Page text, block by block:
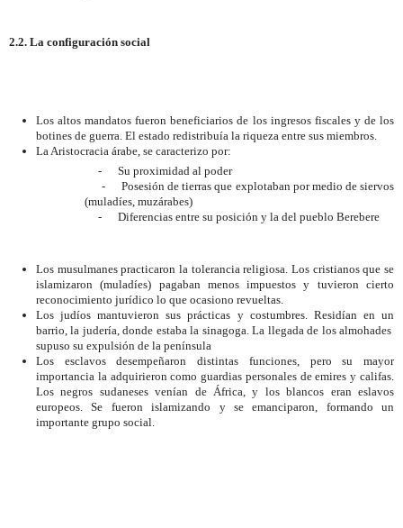
2.2. La configuración social
Los altos mandatos fueron beneficiarios de los ingresos fiscales y de los
botines de guerra. El estado redistribuía la riqueza entre sus miembros.
La Aristocracia árabe, se caracterizo por:
-
Su proximidad al poder
-
Posesión de tierras que explotaban por medio de siervos
(muladíes, muzárabes)
-
Diferencias entre su posición y la del pueblo Berebere
Los musulmanes practicaron la tolerancia religiosa. Los cristianos que se
islamizaron (muladíes) pagaban menos impuestos y tuvieron cierto
reconocimiento jurídico lo que ocasiono revueltas.
Los judíos mantuvieron sus prácticas y costumbres. Residían en un
barrio, la judería, donde estaba la sinagoga. La llegada de los almohades
supuso su expulsión de la península
Los esclavos desempeñaron distintas funciones, pero su mayor
importancia la adquirieron como guardias personales de emires y califas.
Los negros sudaneses venían de África, y los blancos eran eslavos
europeos. Se fueron islamizando y se emanciparon, formando un
importante grupo social.